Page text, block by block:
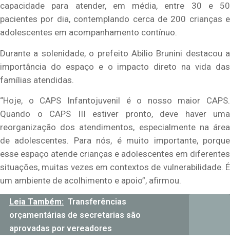
capacidade para atender, em média, entre 30 e 50
pacientes por dia, contemplando cerca de 200 crianças e
adolescentes em acompanhamento contínuo.
Durante a solenidade, o prefeito Abilio Brunini destacou a
importância do espaço e o impacto direto na vida das
famílias atendidas.
“Hoje, o CAPS Infantojuvenil é o nosso maior CAPS.
Quando o CAPS III estiver pronto, deve haver uma
reorganização dos atendimentos, especialmente na área
de adolescentes. Para nós, é muito importante, porque
esse espaço atende crianças e adolescentes em diferentes
situações, muitas vezes em contextos de vulnerabilidade. É
um ambiente de acolhimento e apoio”, afirmou.
Leia Também: Transferências
orçamentárias de secretarias são
aprovadas por vereadores